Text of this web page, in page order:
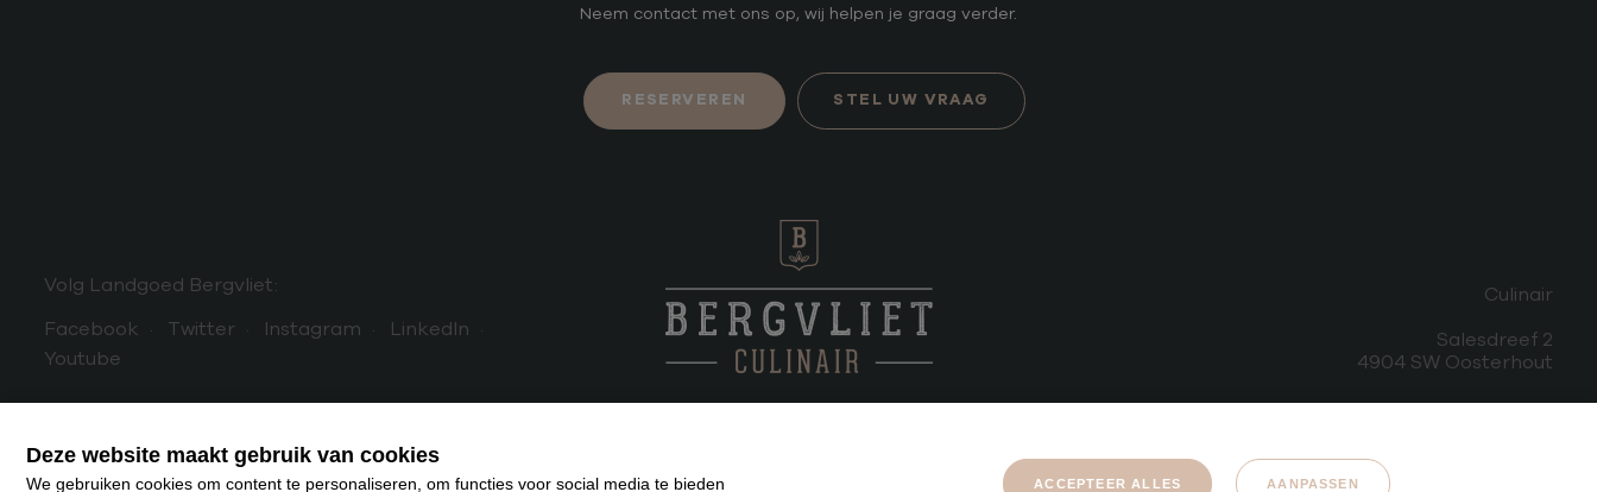
Deze website maakt gebruik van cookies
We gebruiken cookies om content te personaliseren, om functies voor social media te bieden ACCEPTEER ALLES AANPASSEN
Neem contact met ons op, wij helpen je graag verder.
RESERVEREN STEL UW VRAAG
Volg Landgoed Bergvliet:
Facebook
Twitter Instagram
LinkedIn
Youtube
Culinair
Salesdreef 2
4904 SW Oosterhout